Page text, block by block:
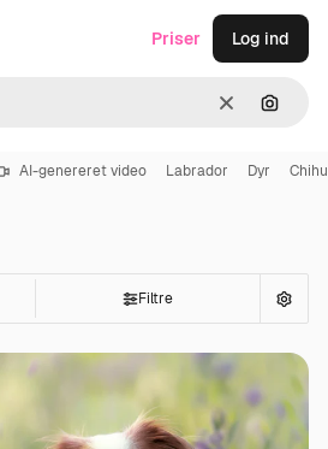
Klar Søg
Priser Log ind
AI-genereret video Labrador Dyr
Filtre